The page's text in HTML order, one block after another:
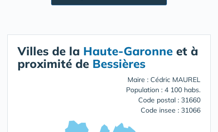
Villes de la Haute-Garonne et à
proximité de Bessières
Maire : Cédric MAUREL
Population : 4 100 habs.
Code postal : 31660
Code insee : 31066